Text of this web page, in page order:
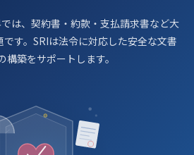
は、契約書・約款・支払請求書など大
す。SRIは法令に対応した安全な文書
構築をサポートします。